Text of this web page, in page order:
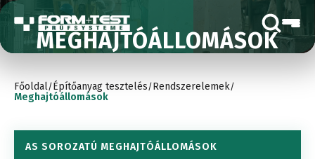
MEGHAJTÓÁLLOMÁSOK
Főoldal/Építőanyag tesztelés /Rendszerelemek/
Meghajtóállomások
AS SOROZATÚ MEGHAJTÓÁLLOMÁSOK